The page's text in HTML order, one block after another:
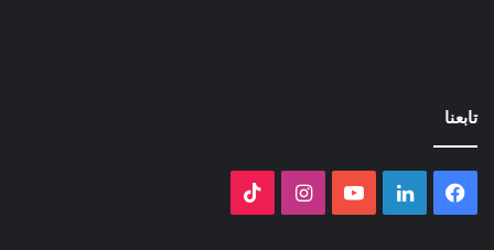
تابعنا
فيسبوك لينكدإن ‫YouTubeانستقرام